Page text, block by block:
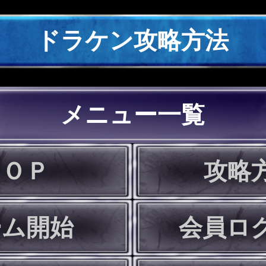
ドラケン攻略方法
メニュー一覧
Ｐ 攻略
開始 会員ロ